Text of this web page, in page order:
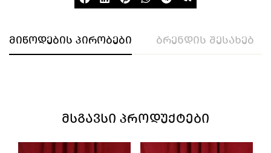
მიწოდების პირობები ბრენდის შესახებ
ᲛᲡᲒᲐᲕᲡᲘ ᲞᲠᲝᲓᲣᲥᲢᲔᲑᲘ